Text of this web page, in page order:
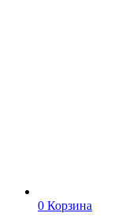
0 Корзина